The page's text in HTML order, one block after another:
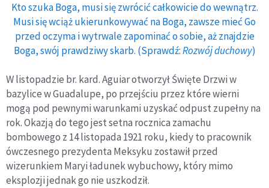
Kto szuka Boga, musi się zwrócić całkowicie do wewnątrz.
Musi się wciąż ukierunkowywać na Boga, zawsze mieć Go
przed oczyma i wytrwale zapominać o sobie, aż znajdzie
Boga, swój prawdziwy skarb. (Sprawdź:Rozwój duchowy)
W listopadzie br. kard. Aguiar otworzył Święte Drzwi w
bazylice w Guadalupe, po przejściu przez które wierni
mogą pod pewnymi warunkami uzyskać odpust zupełny na
rok. Okazją do tego jest setna rocznica zamachu
bombowego z 14 listopada 1921 roku, kiedy to pracownik
ówczesnego prezydenta Meksyku zostawił przed
wizerunkiem Maryi ładunek wybuchowy, który mimo
eksplozji jednak go nie uszkodził.